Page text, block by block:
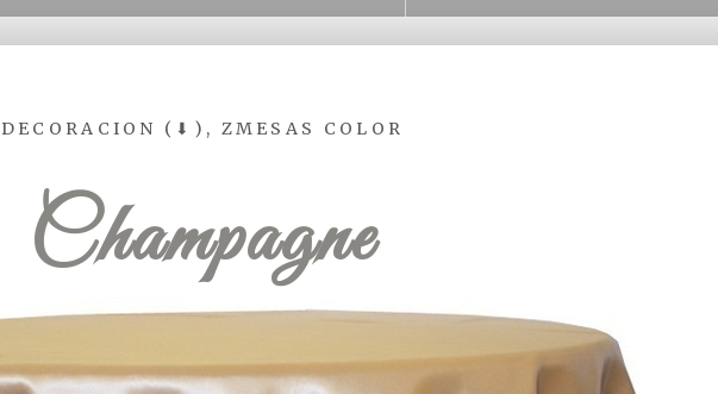
DECORACION (⬇) , ZMESAS COLOR
Champagne